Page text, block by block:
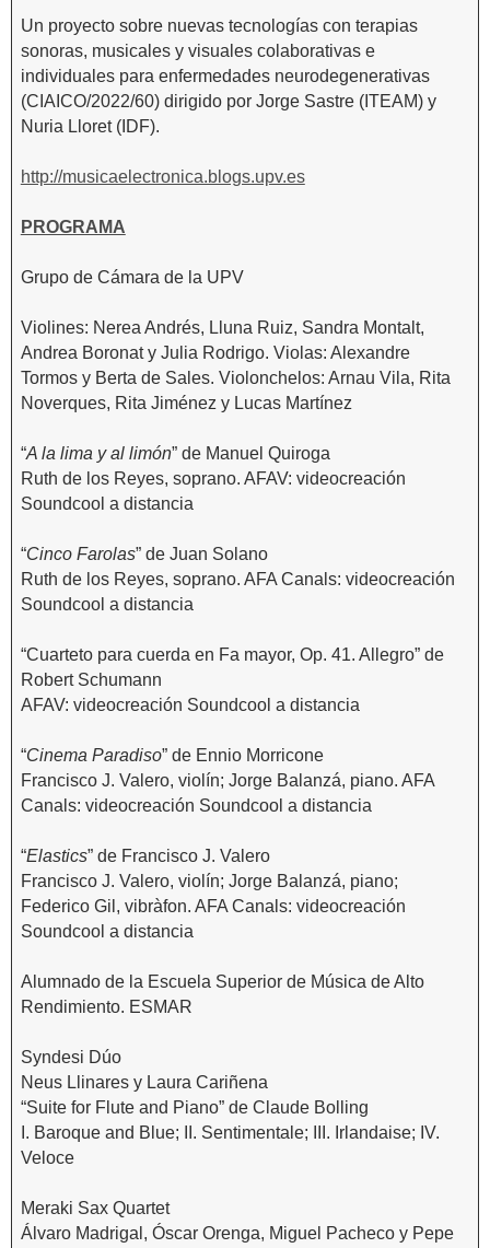
Un proyecto sobre nuevas tecnologías con terapias
sonoras, musicales y visuales colaborativas e
individuales para enfermedades neurodegenerativas
(CIAICO/2022/60) dirigido por Jorge Sastre (ITEAM) y
Nuria Lloret (IDF).
http://musicaelectronica.blogs.upv.es
PROGRAMA
Grupo de Cámara de la UPV
Violines: Nerea Andrés, Lluna Ruiz, Sandra Montalt,
Andrea Boronat y Julia Rodrigo. Violas: Alexandre
Tormos y Berta de Sales. Violonchelos: Arnau Vila, Rita
Noverques, Rita Jiménez y Lucas Martínez
“A la lima y al limón” de Manuel Quiroga
Ruth de los Reyes, soprano. AFAV: videocreación
Soundcool a distancia
“Cinco Farolas” de Juan Solano
Ruth de los Reyes, soprano. AFA Canals: videocreación
Soundcool a distancia
“Cuarteto para cuerda en Fa mayor, Op. 41. Allegro” de
Robert Schumann
AFAV: videocreación Soundcool a distancia
“Cinema Paradiso” de Ennio Morricone
Francisco J. Valero, violín; Jorge Balanzá, piano. AFA
Canals: videocreación Soundcool a distancia
“Elastics” de Francisco J. Valero
Francisco J. Valero, violín; Jorge Balanzá, piano;
Federico Gil, vibràfon. AFA Canals: videocreación
Soundcool a distancia
Alumnado de la Escuela Superior de Música de Alto
Rendimiento. ESMAR
Syndesi Dúo
Neus Llinares y Laura Cariñena
“Suite for Flute and Piano” de Claude Bolling
I. Baroque and Blue; II. Sentimentale; III. Irlandaise; IV.
Veloce
Meraki Sax Quartet
Álvaro Madrigal, Óscar Orenga, Miguel Pacheco y Pepe